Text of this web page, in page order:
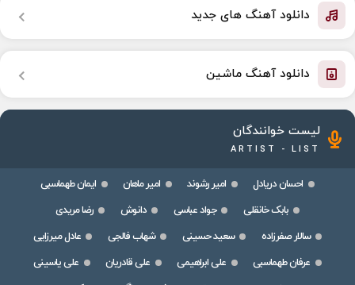
دانلود آهنگ های جدید
دانلود آهنگ ماشین
لیست خوانندگان
ARTIST - LIST
احسان دریادل امیر رشوند امیر ماهان
ایمان طهماسبی
بابک خانقلی
جواد عباسی دانوش
رضا مریدی
سالار صفرزاده
سعید حسینی شهاب فالجی
عادل میرزایی
عرفان طهماسبی
علی ابراهیمی علی قادریان
علی یاسینی